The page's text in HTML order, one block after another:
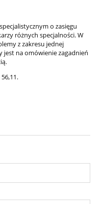
o zasięgu
różnych specjalności. W
z zakresu jednej
jest na omówienie zagadnień